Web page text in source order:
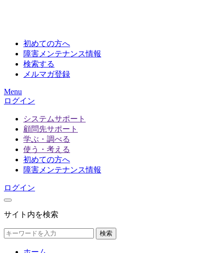
初めての方へ
障害メンテナンス情報
検索する
メルマガ登録
Menu
ログイン
システムサポート
顧問先サポート
学ぶ・調べる
使う・考える
初めての方へ
障害メンテナンス情報
ログイン
サイト内を検索
検索